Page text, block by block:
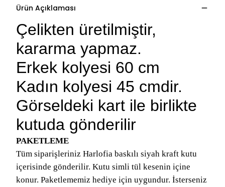
Ürün Açıklaması
Çelikten üretilmiştir,
kararma yapmaz.
Erkek kolyesi 60 cm
Kadın kolyesi 45 cmdir.
Görseldeki kart ile birlikte
kutuda gönderilir
PAKETLEME
Tüm siparişleriniz Harlofia baskılı siyah kraft kutu
içerisinde gönderilir. Kutu simli tül kesenin içine
konur. Paketlememiz hediye için uygundur. İsterseniz